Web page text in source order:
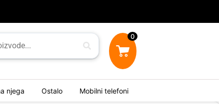
0
njega Ostalo Mobilni telefoni